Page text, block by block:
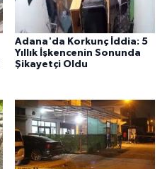
Adana'da Korkunç İddia: 5
Yıllık İşkencenin Sonunda
Şikayetçi Oldu